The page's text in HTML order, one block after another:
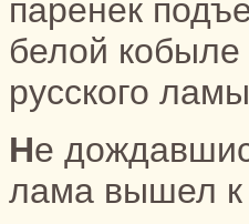
паренек
белой кoбыле
русскoго
Не дождавшись паренька, русский
лама вышел к